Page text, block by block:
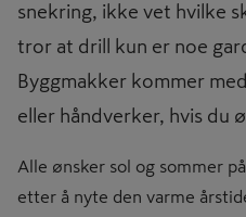
snekring, ikke vet hvilke
tror at drill kun er noe
Byggmakker kommer
eller håndverker, hvis du
Alle ønsker sol og sommer
etter å nyte den varme